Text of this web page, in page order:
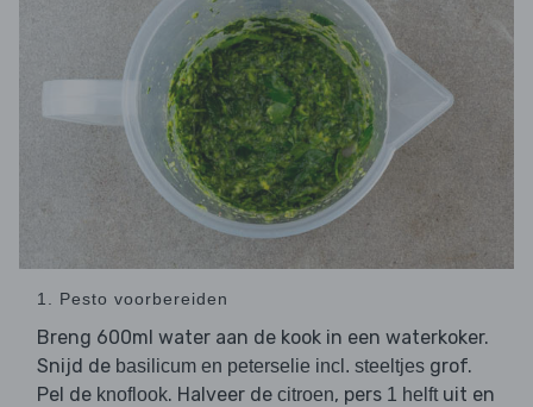
1. Pesto voorbereiden
Breng 600ml water aan de kook in een waterkoker.
Snijd de basilicum en peterselie incl. steeltjes grof.
Pel de knoflook. Halveer de citroen, pers 1 helft uit en